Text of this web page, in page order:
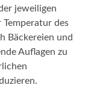
jeweiligen
des
Bäckereien und
Auflagen zu